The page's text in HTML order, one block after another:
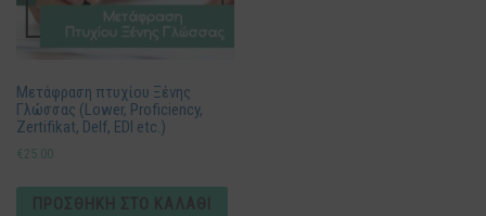
Μετάφραση πτυχίου Ξένης
Γλώσσας (Lower, Proficiency,
Zertifikat, Delf, EDI etc.)
€25.00
ΠΡΟΣΘΉΚΗ ΣΤΟ ΚΑΛΆΘΙ